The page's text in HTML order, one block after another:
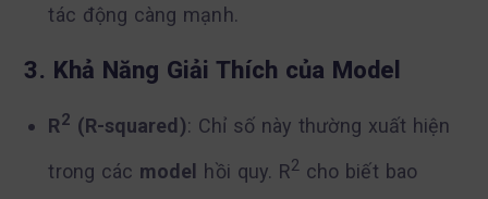
tác động càng mạnh.
3. Khả Năng Giải Thích của Model
R2 (R-squared): Chỉ số này thường xuất hiện
trong các model hồi quy. R2 cho biết bao